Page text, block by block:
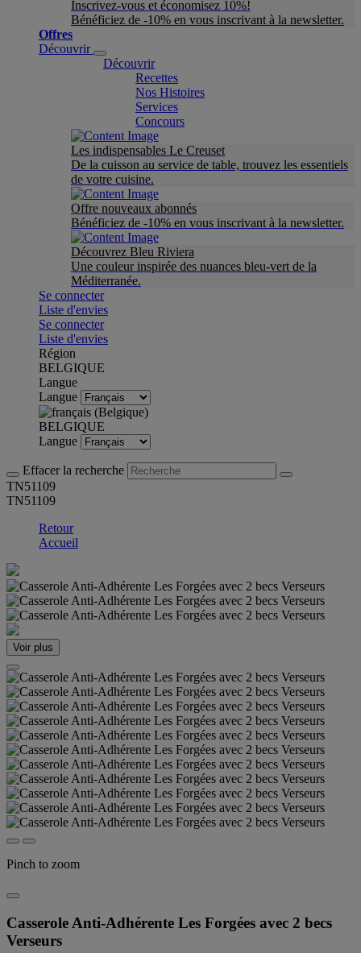
Inscrivez-vous et économisez 10%!
Bénéficiez de -10% en vous inscrivant à la newsletter.
Offres
Découvrir
Découvrir
Recettes
Nos Histoires
Services
Concours
Les indispensables Le Creuset
De la cuisson au service de table, trouvez les essentiels
de votre cuisine.
Offre nouveaux abonnés
Bénéficiez de -10% en vous inscrivant à la newsletter.
Découvrez Bleu Riviera
Une couleur inspirée des nuances bleu-vert de la
Méditerranée.
Se connecter
Liste d'envies
Se connecter
Liste d'envies
Région
BELGIQUE
Langue
Langue
BELGIQUE
Langue
Effacer la recherche
TN51109
TN51109
Retour
Accueil
Voir plus
Pinch to zoom
Casserole Anti-Adhérente Les Forgées avec 2 becs
Verseurs